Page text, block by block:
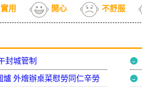
實用 開心 不舒服
封城管制
外燴辦桌菜慰勞同仁辛勞